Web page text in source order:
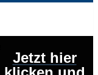
Jetzt hier